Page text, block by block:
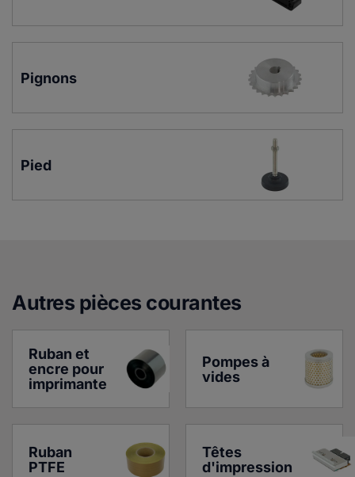
Pignons
Pied
Autres pièces courantes
Ruban et
encre pour
imprimante
Pompes à
vides
Ruban
PTFE
Têtes
d'impression